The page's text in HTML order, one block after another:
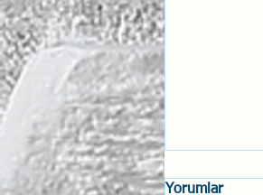
Yorumlar